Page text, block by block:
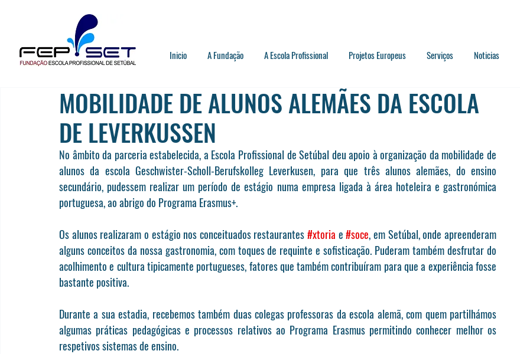
Inicio A Fundação A Escola Profissional Projetos Europeus Serviços Noticias
MOBILIDADE DE ALUNOS ALEMÃES DA ESCOLA
DE LEVERKUSSEN
No âmbito da parceria estabelecida, a Escola Profissional de Setúbal deu apoio à organização da mobilidade de
alunos da escola Geschwister-Scholl-Berufskolleg Leverkusen, para que três alunos alemães, do ensino
secundário, pudessem realizar um período de estágio numa empresa ligada à área hoteleira e gastronómica
portuguesa, ao abrigo do Programa Erasmus+.
Os alunos realizaram o estágio nos conceituados restaurantes #xtoria e #soce, em Setúbal, onde apreenderam
alguns conceitos da nossa gastronomia, com toques de requinte e sofisticação. Puderam também desfrutar do
acolhimento e cultura tipicamente portugueses, fatores que também contribuíram para que a experiência fosse
bastante positiva.
Durante a sua estadia, recebemos também duas colegas professoras da escola alemã, com quem partilhámos
algumas práticas pedagógicas e processos relativos ao Programa Erasmus permitindo conhecer melhor os
respetivos sistemas de ensino.